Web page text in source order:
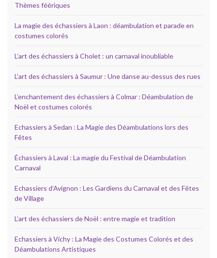
Thèmes féériques
La magie des échassiers à Laon : déambulation et parade en
costumes colorés
L’art des échassiers à Cholet : un carnaval inoubliable
L’art des échassiers à Saumur : Une danse au-dessus des rues
L’enchantement des échassiers à Colmar : Déambulation de
Noël et costumes colorés
Echassiers à Sedan : La Magie des Déambulations lors des
Fêtes
Échassiers à Laval : La magie du Festival de Déambulation
Carnaval
Echassiers d’Avignon : Les Gardiens du Carnaval et des Fêtes
de Village
L’art des échassiers de Noël : entre magie et tradition
Echassiers à Vichy : La Magie des Costumes Colorés et des
Déambulations Artistiques